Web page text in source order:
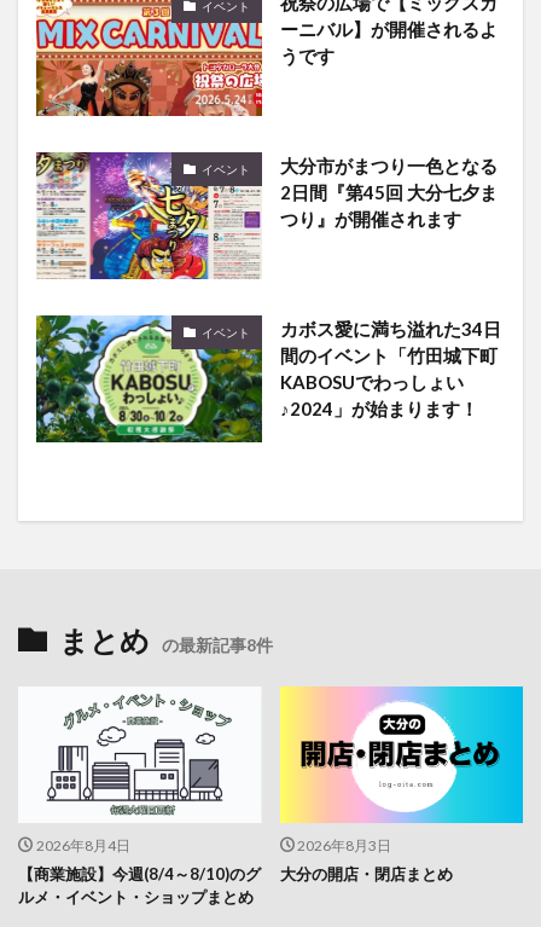
イベント
ーニバル】が開催されるよ
うです
イベント
大分市がまつり一色となる
2日間『第45回 大分七夕ま
つり』が開催されます
イベント
カボス愛に満ち溢れた34日
間のイベント「竹田城下町
KABOSUでわっしょい
♪2024」が始まります！
まとめ の最新記事8件
2026年8月4日
【商業施設】今週(8/4～8/10)のグ
ルメ・イベント・ショップまとめ
2026年8月3日
大分の開店・閉店まとめ